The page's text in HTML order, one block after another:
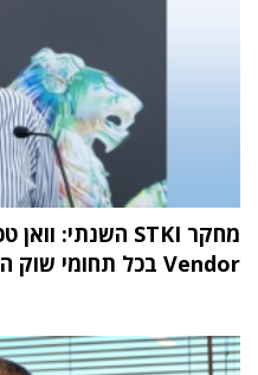
Vendor בכל תחומי שוק ה-IT